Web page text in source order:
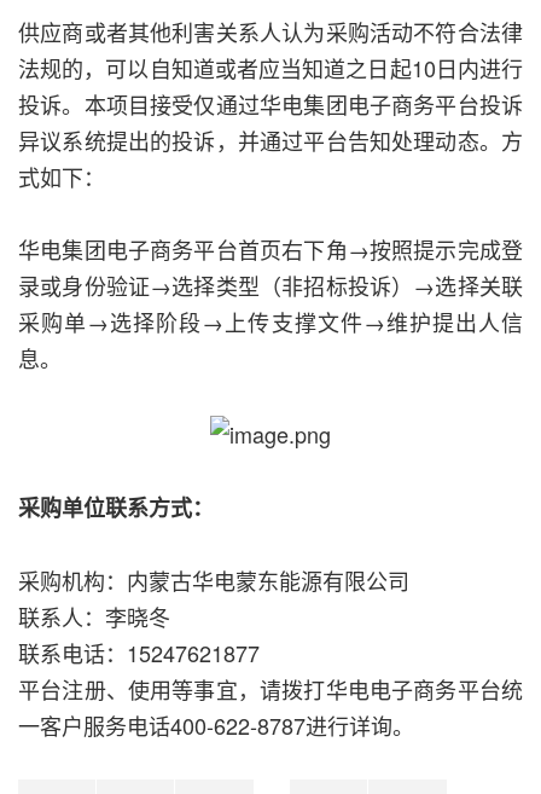
供应商或者其他利害关系人认为采购活动不符合法律
法规的，可以自知道或者应当知道之日起10日内进行
投诉。本项目接受仅通过华电集团电子商务平台投诉
异议系统提出的投诉，并通过平台告知处理动态。方
式如下：
华电集团电子商务平台首页右下角→按照提示完成登
录或身份验证→选择类型（非招标投诉）→选择关联
采购单→选择阶段→上传支撑文件→维护提出人信
息。
采购单位联系方式：
采购机构：内蒙古华电蒙东能源有限公司
联系人：李晓冬
联系电话：15247621877
平台注册、使用等事宜，请拨打华电电子商务平台统
一客户服务电话400-622-8787进行详询。